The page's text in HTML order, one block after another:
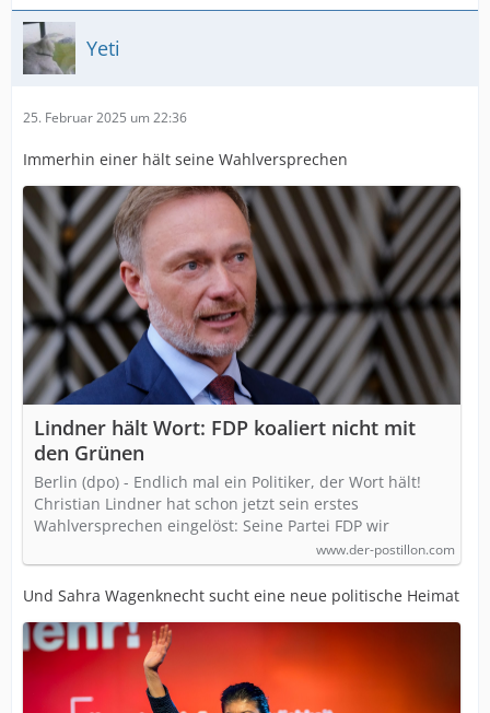
Yeti
25. Februar 2025 um 22:36
Immerhin einer hält seine Wahlversprechen
Lindner hält Wort: FDP koaliert nicht mit
den Grünen
Berlin (dpo) - Endlich mal ein Politiker, der Wort hält!
Christian Lindner hat schon jetzt sein erstes
Wahlversprechen eingelöst: Seine Partei FDP wir
www.der-postillon.com
Und Sahra Wagenknecht sucht eine neue politische Heimat